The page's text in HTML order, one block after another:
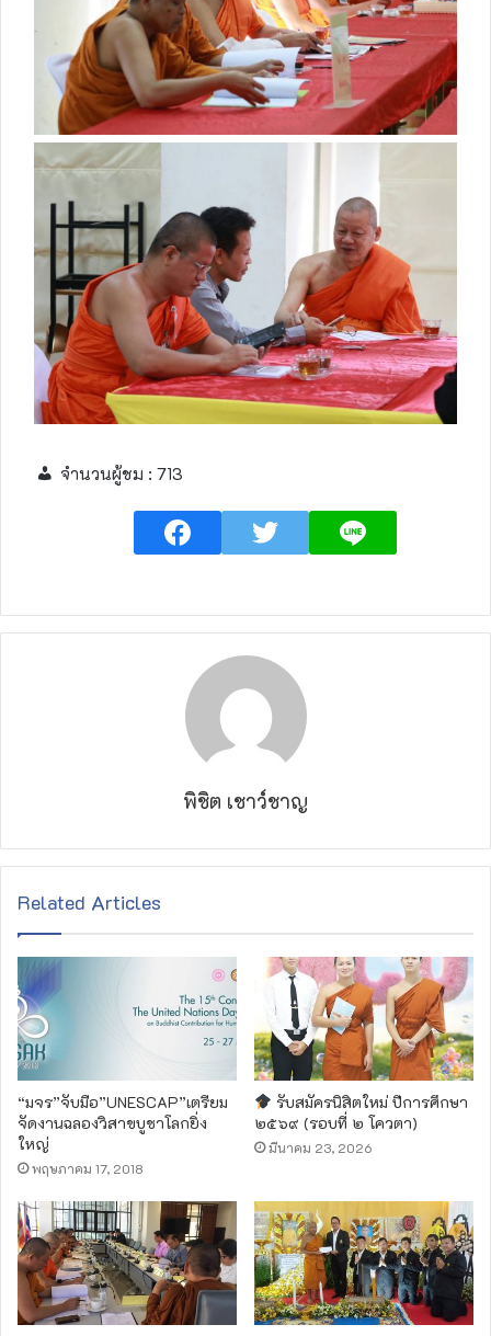
จำนวนผู้ชม : 713
พิชิต เชาว์ชาญ
Related Articles
“มจร”จับมือ”UNESCAP”เตรียม
จัดงานฉลองวิสาขบูชาโลกยิ่ง
ใหญ่
พฤษภาคม 17, 2018
รับสมัครนิสิตใหม่ ปีการศึกษา
๒๕๖๙ (รอบที่ ๒ โควตา)
มีนาคม 23, 2026